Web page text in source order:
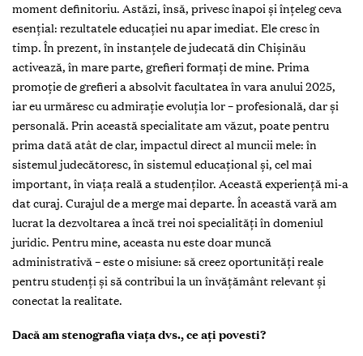
moment definitoriu. Astăzi, însă, privesc înapoi și înțeleg ceva
esențial: rezultatele educației nu apar imediat. Ele cresc în
timp. În prezent, în instanțele de judecată din Chișinău
activează, în mare parte, grefieri formați de mine. Prima
promoție de grefieri a absolvit facultatea în vara anului 2025,
iar eu urmăresc cu admirație evoluția lor – profesională, dar și
personală. Prin această specialitate am văzut, poate pentru
prima dată atât de clar, impactul direct al muncii mele: în
sistemul judecătoresc, în sistemul educațional și, cel mai
important, în viața reală a studenților. Această experiență mi-a
dat curaj. Curajul de a merge mai departe. În această vară am
lucrat la dezvoltarea a încă trei noi specialități în domeniul
juridic. Pentru mine, aceasta nu este doar muncă
administrativă – este o misiune: să creez oportunități reale
pentru studenți și să contribui la un învățământ relevant și
conectat la realitate.
Dacă am stenografia viața dvs., ce ați povesti?